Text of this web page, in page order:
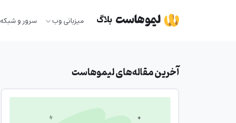
میزبانی وب سرور و شبکه
آخرین مقاله‌های لیموهاست